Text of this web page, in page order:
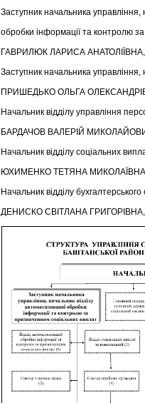
Заступник начальника управління,
обробки інформації та контролю
ГАВРИЛЮК ЛАРИСА АНАТОЛІЇВНА,
Заступник начальника управління,
ПРИШЕДЬКО ОЛЬГА
Начальник відділу управління
БАРДАЧОВ ВАЛЕРІЙ
Начальник відділу соціальних
ЮХИМЕНКО ТЕТЯНА МИКОЛАЇВНА,
Начальник відділу бухгалтерського
ДЕНИСКО СВІТЛАНА ГРИГОРІВНА,